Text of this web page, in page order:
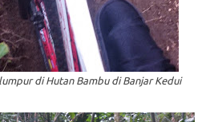
di Hutan Bambu di Banjar Kedui